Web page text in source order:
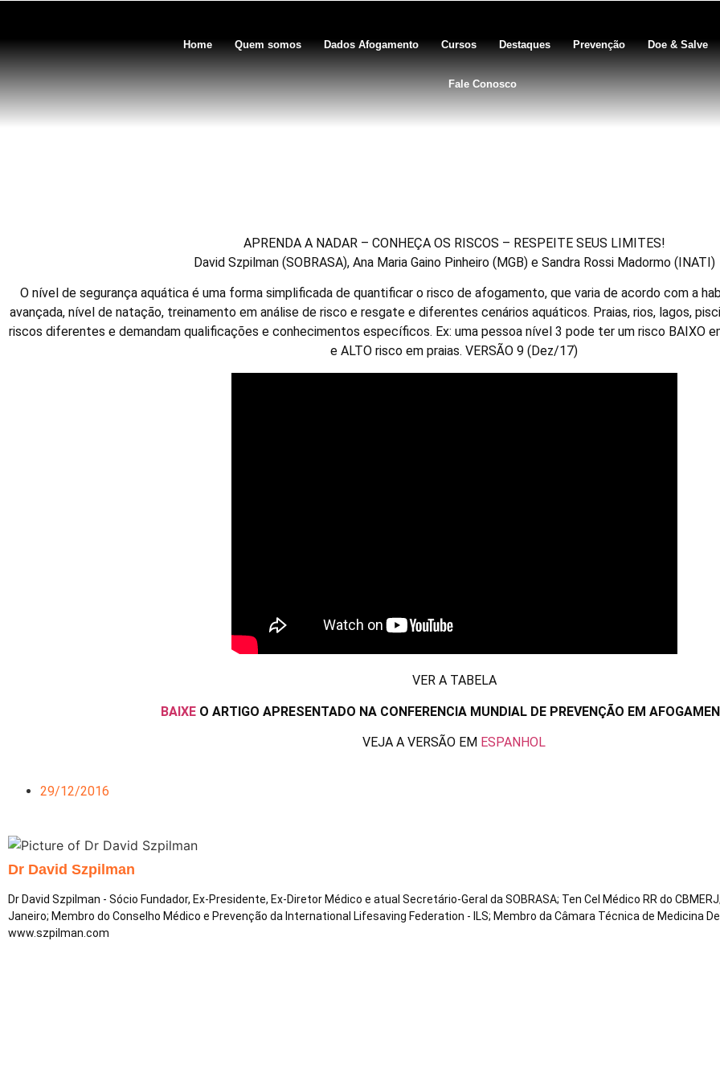
Home Quem somos Dados Afogamento Cursos Destaques Prevenção Doe & Salve
Fale Conosco
Vídeo – risco subjetivo de AFOGAMENTO
APRENDA A NADAR – CONHEÇA OS RISCOS – RESPEITE SEUS LIMITES!
David Szpilman (SOBRASA), Ana Maria Gaino Pinheiro (MGB) e Sandra Rossi Madormo (INATI)
O nível de segurança aquática é uma forma simplificada de quantificar o risco de afogamento, que varia de acordo com a
avançada, nível de natação, treinamento em análise de risco e resgate e diferentes cenários aquáticos. Praias, rios, lagos,
riscos diferentes e demandam qualificações e conhecimentos específicos. Ex: uma pessoa nível 3 pode ter um risco BAIXO
e ALTO risco em praias. VERSÃO 9 (Dez/17)
VER A TABELA
BAIXE O ARTIGO APRESENTADO NA CONFERENCIA MUNDIAL DE PREVENÇÃO EM
VEJA A VERSÃO EM ESPANHOL
29/12/2016
Dr David Szpilman
Dr David Szpilman - Sócio Fundador, Ex-Presidente, Ex-Diretor Médico e atual Secretário-Geral da SOBRASA; Ten Cel Médico RR do
Janeiro; Membro do Conselho Médico e Prevenção da International Lifesaving Federation - ILS; Membro da Câmara Técnica de Medicina
www.szpilman.com